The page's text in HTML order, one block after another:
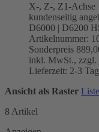
X-, Z-, Z1-Achse
kundenseitig
D6000 | D6200
Artikelnummer:
Sonderpreis
inkl. MwSt., zzgl.
Lieferzeit: 2-3
Ansicht als Raster Liste
8 Artikel